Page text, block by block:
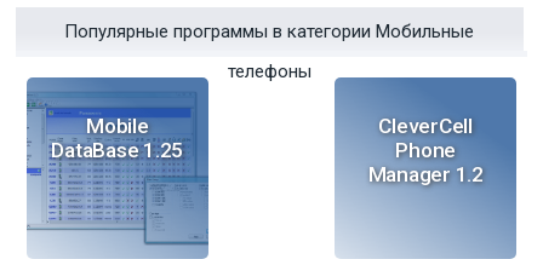
Популярные программы в категории Мобильные
телефоны
Mobile
DataBase 1.25
CleverCell
Phone
Manager 1.2